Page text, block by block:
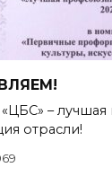
– лучшая
отрасли!